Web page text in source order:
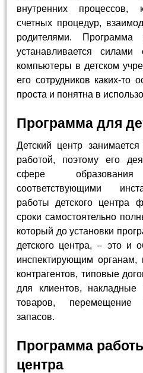
внутренних процессов,
счетных процедур,
родителями. Программа
устанавливается
компьютеры в детском
его сотрудников каких-то
проста и понятна в
Программа для
Детский центр занимается
работой, поэтому его
сфере
соответствующими
работы детского центра
сроки самостоятельно
который до установки
детского центра, – это и
инспектирующим органам,
контрагентов, типовые
для клиентов,
товаров, перемещение
запасов.
Программа
центра